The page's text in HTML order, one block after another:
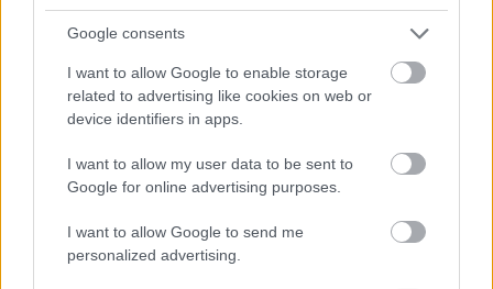
Google consents
I want to allow Google to enable storage
related to advertising like cookies on web or
device identifiers in apps.
I want to allow my user data to be sent to
Google for online advertising purposes.
I want to allow Google to send me
personalized advertising.
Aztán felolvasta azt a részt, amelyik végleg összetört
bennem valamit, de közben össze is rakott:
„A családomnak,
a szeretet nem csereügylet. Volt idő, amikor jelen lehettek
legnehezebb napokban is.